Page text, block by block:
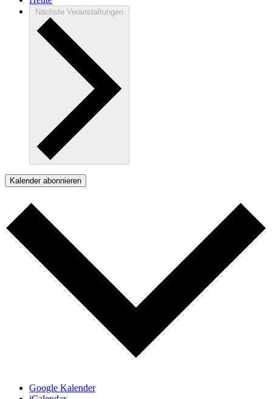
Nächste Veranstaltungen
Kalender abonnieren
Google Kalender